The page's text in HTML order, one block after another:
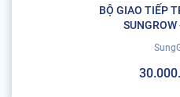
BỘ GIAO TIẾP